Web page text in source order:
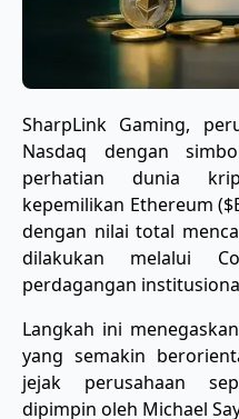
SharpLink Gaming,
Nasdaq dengan
perhatian dunia
kepemilikan Ethereum
dengan nilai total
dilakukan melalui
perdagangan
Langkah ini
yang semakin
jejak perusahaan
dipimpin oleh Michael